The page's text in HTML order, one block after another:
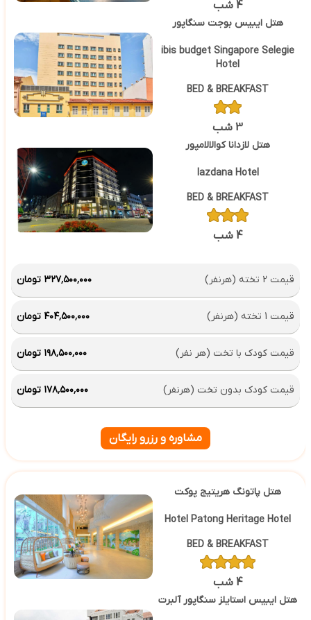
4 شب
هتل ایبیس بوجت سنگاپور
ibis budget Singapore Selegie
Hotel
BED & BREAKFAST
3 شب
هتل لازدانا کوالالامپور
lazdana Hotel
BED & BREAKFAST
4 شب
قیمت 2 تخته (هرنفر) ۳۲۷٬۵۰۰٬۰۰۰ تومان
قیمت 1 تخته (هرنفر) ۴۰۴٬۵۰۰٬۰۰۰ تومان
قیمت کودک با تخت (هر نفر) ۱۹۸٬۵۰۰٬۰۰۰ تومان
قیمت کودک بدون تخت (هرنفر) ۱۷۸٬۵۰۰٬۰۰۰ تومان
مشاوره و رزرو رایگان
هتل پاتونگ هریتیج پوکت
Hotel Patong Heritage Hotel
BED & BREAKFAST
4 شب
هتل ایبیس استایلز سنگاپور آلبرت